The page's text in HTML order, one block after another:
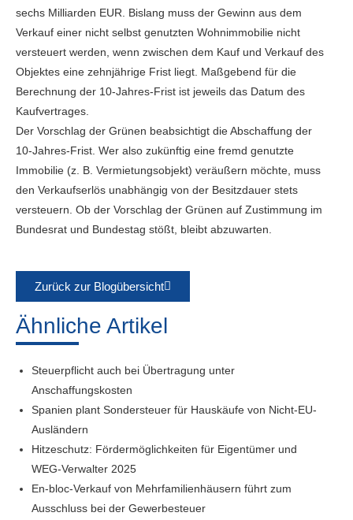
Ähnliche Artikel
Steuerpflicht auch bei Übertragung unter
Anschaffungskosten
Spanien plant Sondersteuer für Hauskäufe von Nicht-EU-
Ausländern
Hitzeschutz: Fördermöglichkeiten für Eigentümer und
WEG-Verwalter 2025
En-bloc-Verkauf von Mehrfamilienhäusern führt zum
Ausschluss bei der Gewerbesteuer
sechs Milliarden EUR. Bislang muss der Gewinn aus dem
Verkauf einer nicht selbst genutzten Wohnimmobilie nicht
versteuert werden, wenn zwischen dem Kauf und Verkauf des
Objektes eine zehnjährige Frist liegt. Maßgebend für die
Berechnung der 10-Jahres-Frist ist jeweils das Datum des
Kaufvertrages.
Der Vorschlag der Grünen beabsichtigt die Abschaffung der
10-Jahres-Frist. Wer also zukünftig eine fremd genutzte
Immobilie (z. B. Vermietungsobjekt) veräußern möchte, muss
den Verkaufserlös unabhängig von der Besitzdauer stets
versteuern. Ob der Vorschlag der Grünen auf Zustimmung im
Bundesrat und Bundestag stößt, bleibt abzuwarten.
Zurück zur Blogübersicht